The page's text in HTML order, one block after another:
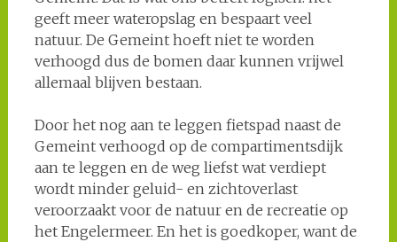
geeft meer wateropslag en bespaart veel
natuur. De Gemeint hoeft niet te worden
verhoogd dus de bomen daar kunnen vrijwel
allemaal blijven bestaan.
Door het nog aan te leggen fietspad naast de
Gemeint verhoogd op de compartimentsdijk
aan te leggen en de weg liefst wat verdiept
wordt minder geluid- en zichtoverlast
veroorzaakt voor de natuur en de recreatie op
het Engelermeer. En het is goedkoper, want de